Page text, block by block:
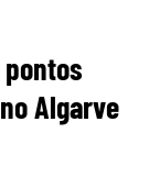
Algarve